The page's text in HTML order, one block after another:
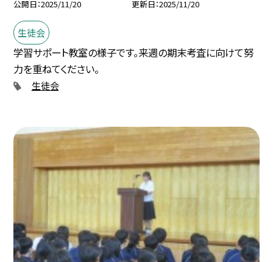
公開日 2025/11/20 更新日 2025/11/20
生徒会
学習サポート教室の様子です。来週の期末考査に向けて努
力を重ねてください。
生徒会